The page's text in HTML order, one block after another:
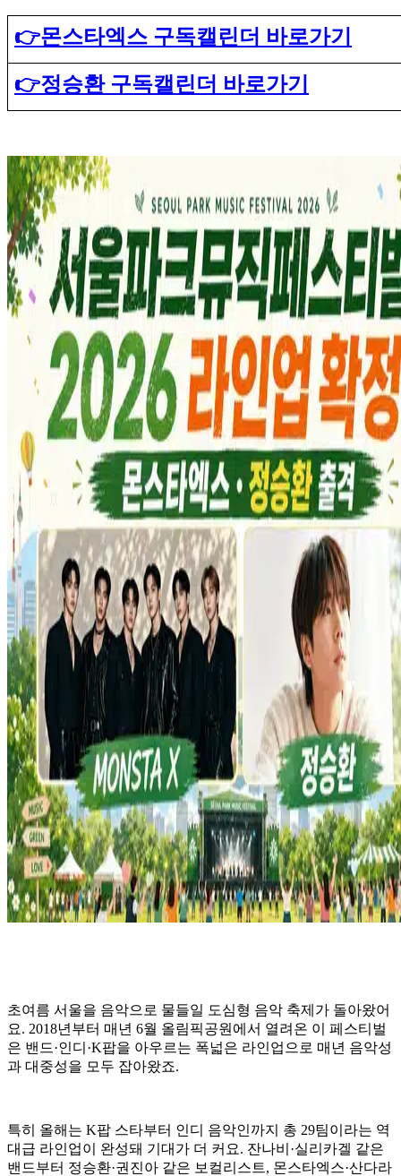
👉몬스타엑스 구독캘린더 바로가기
👉정승환 구독캘린더 바로가기
초여름 서울을 음악으로 물들일 도심형 음악 축제가 돌아왔어
요. 2018년부터 매년 6월 올림픽공원에서 열려온 이 페스티벌
은 밴드·인디·K팝을 아우르는 폭넓은 라인업으로 매년 음악성
과 대중성을 모두 잡아왔죠.
특히 올해는 K팝 스타부터 인디 음악인까지 총 29팀이라는 역
대급 라인업이 완성돼 기대가 더 커요. 잔나비·실리카겔 같은
밴드부터 정승환·권진아 같은 보컬리스트, 몬스타엑스·산다라